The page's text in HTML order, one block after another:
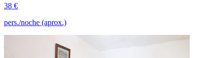
38 €
pers./noche (aprox.)